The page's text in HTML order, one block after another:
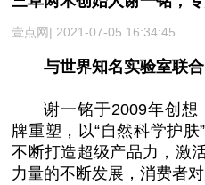
壹点网| 2021-07-05 16:34:45
与世界知名实验室联
谢一铭于2009年创
牌重塑，以“自然科学护肤
不断打造超级产品力，激
力量的不断发展，消费者